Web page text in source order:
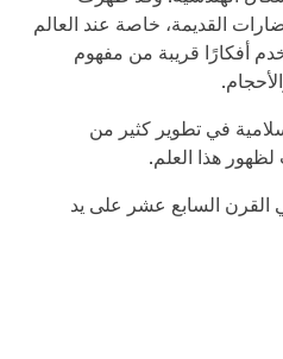
القديمة، خاصة عند العالم
أفكارًا قريبة من مفهوم
في تطوير كثير من
لظهور هذا العلم.
القرن السابع عشر على يد